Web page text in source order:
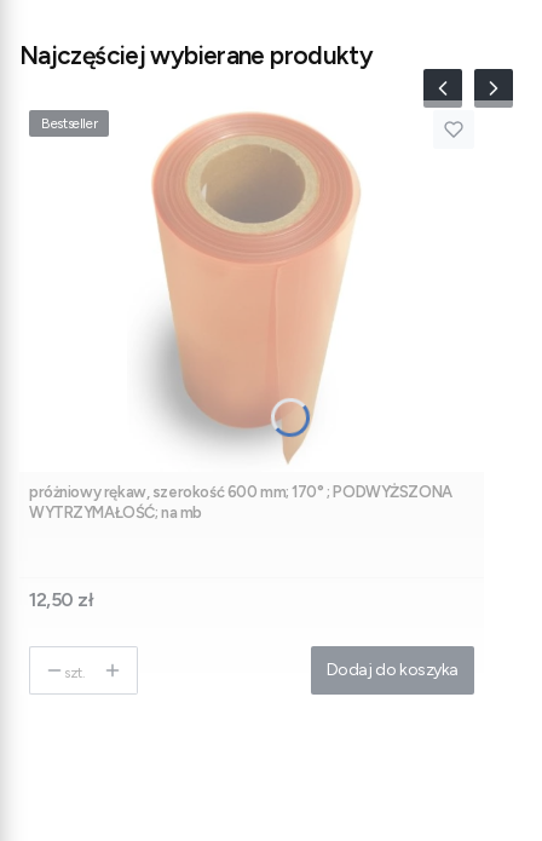
Najczęściej wybierane produkty
Bestseller
próżniowy rękaw, szerokość 600 mm; 170° ; PODWYŻSZONA
WYTRZYMAŁOŚĆ; na mb
Cena
12,50 zł
szt. Dodaj do koszyka